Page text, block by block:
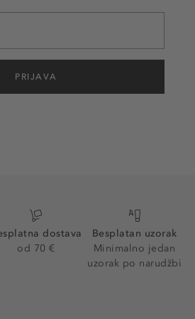
PRIJAVA
dostava
od 70 €
Besplatan uzorak
Minimalno jedan
uzorak po narudžbi